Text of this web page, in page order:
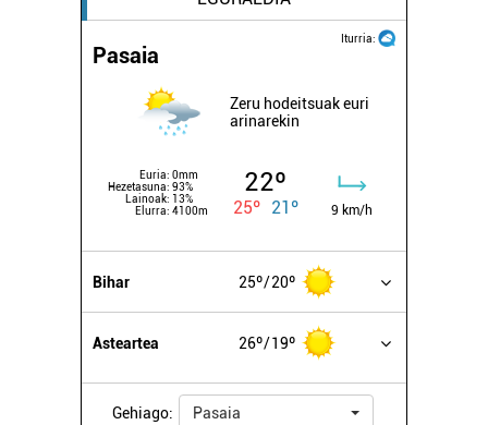
Iturria:
Pasaia
Zeru hodeitsuak euri
arinarekin
Euria: 0mm
Hezetasuna: 93%
Lainoak: 13%
Elurra: 4100m
22º
25º 21º 9 km/h
Bihar 25º 20º
Asteartea 26º 19º
Gehiago: Pasaia